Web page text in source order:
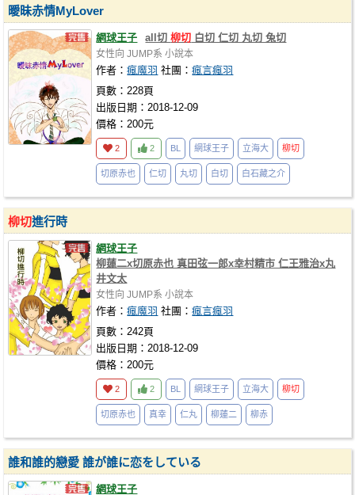
曖昧赤情MyLover
網球王子 all切柳切 白切 仁切 丸切 兔切
女性向 JUMP系 小說本
作者：瘋魔羽 社團：瘋言瘋羽
頁數：228頁
出版日期：2018-12-09
價格：200元
2 2 BL 網球王子 立海大 柳切
切原赤也 仁切 丸切 白切 白石藏之介
柳切進行時
網球王子
柳蓮二x切原赤也 真田弦一郎x幸村精市 仁王雅治x丸
井文太
女性向 JUMP系 小說本
作者：瘋魔羽 社團：瘋言瘋羽
頁數：242頁
出版日期：2018-12-09
價格：200元
2 2 BL 網球王子 立海大 柳切
切原赤也 真幸 仁丸 柳蓮二 柳赤
誰和誰的戀愛 誰が誰に恋をしている
網球王子